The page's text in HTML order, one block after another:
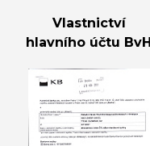
Vlastnictví
hlavního účtu BvH